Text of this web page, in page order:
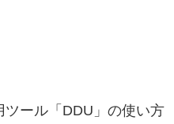
ール「DDU」の使い方